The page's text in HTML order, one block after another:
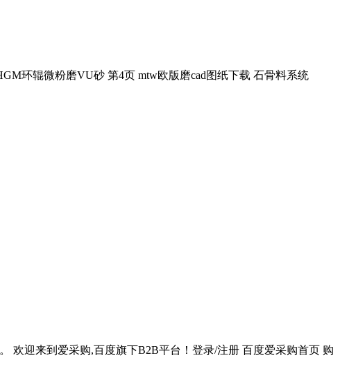
环辊微粉磨VU砂 第4页 mtw欧版磨cad图纸下载 石骨料系统
欢迎来到爱采购,百度旗下B2B平台！登录/注册 百度爱采购首页 购